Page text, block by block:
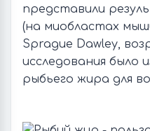
представили
(на миобластах
Sprague Dawley,
исследования было
рыбьего жира для